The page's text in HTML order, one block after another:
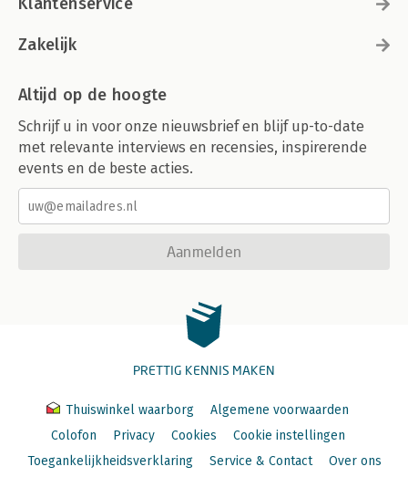
Zakelijk
Altijd op de hoogte
Schrijf u in voor onze nieuwsbrief en blijf up-to-date
met relevante interviews en recensies, inspirerende
events en de beste acties.
Aanmelden
PRETTIG KENNIS MAKEN
Thuiswinkel waarborg
Algemene voorwaarden
Colofon
Privacy Cookies
Cookie instellingen
Toegankelijkheidsverklaring
Service & Contact Over ons